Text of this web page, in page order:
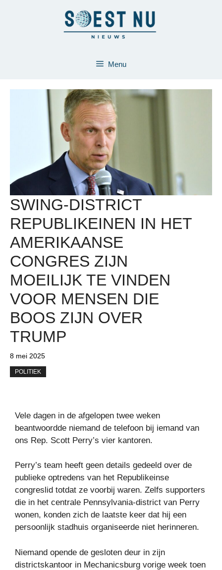
Menu
SWING-DISTRICT
REPUBLIKEINEN IN HET
AMERIKAANSE
CONGRES ZIJN
MOEILIJK TE VINDEN
VOOR MENSEN DIE
BOOS ZIJN OVER
TRUMP
8 mei 2025
POLITIEK
Vele dagen in de afgelopen twee weken
beantwoordde niemand de telefoon bij iemand van
ons Rep. Scott Perry’s vier kantoren.
Perry’s team heeft geen details gedeeld over de
publieke optredens van het Republikeinse
congreslid totdat ze voorbij waren. Zelfs supporters
die in het centrale Pennsylvania-district van Perry
wonen, konden zich de laatste keer dat hij een
persoonlijk stadhuis organiseerde niet herinneren.
Niemand opende de gesloten deur in zijn
districtskantoor in Mechanicsburg vorige week toen